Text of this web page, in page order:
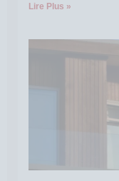
Lire Plus »